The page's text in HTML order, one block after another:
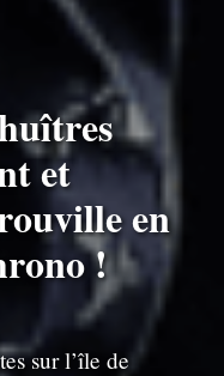
et
en
!
sur l’île de